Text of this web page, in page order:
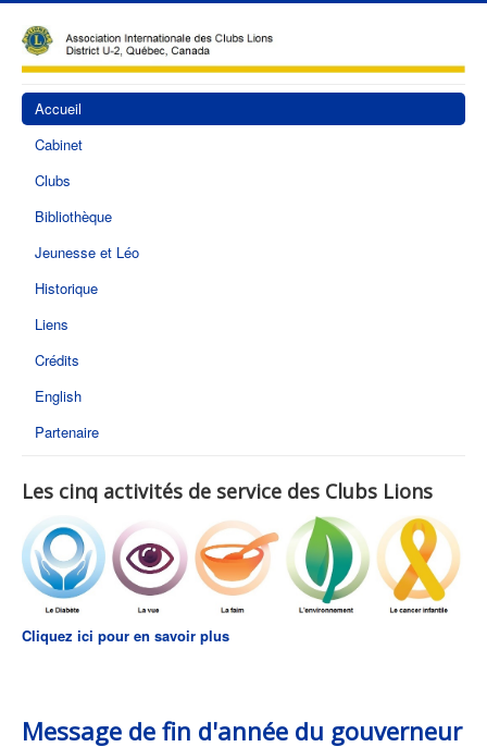
Accueil
Cabinet
Clubs
Bibliothèque
Jeunesse et Léo
Historique
Liens
Crédits
English
Partenaire
Les cinq activités de service des Clubs Lions
Cliquez ici pour en savoir plus
Message de fin d'année du gouverneur